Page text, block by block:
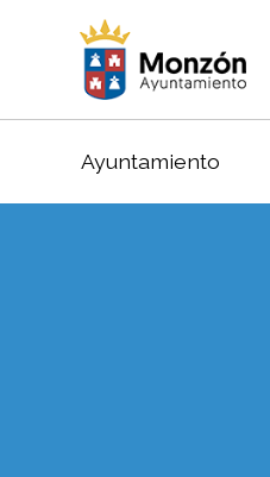
Ayuntamiento